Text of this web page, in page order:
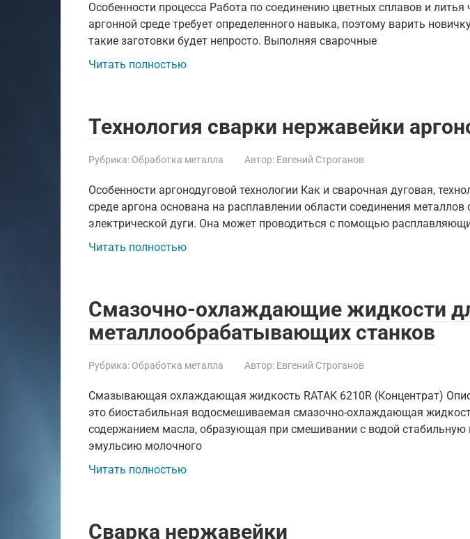
Особенности процесса Работа по соединению цветных сплавов и литья
аргонной среде требует определенного навыка, поэтому варить
такие заготовки будет непросто. Выполняя сварочные
Читать полностью
Технология сварки нержавейки
Рубрика: Обработка металла Автор: Евгений Строганов
Особенности аргонодуговой технологии Как и сварочная дуговая,
среде аргона основана на расплавлении области соединения
электрической дуги. Она может проводиться с помощью
Читать полностью
Смазочно-охлаждающие жидкости
металлообрабатывающих станков
Рубрика: Обработка металла Автор: Евгений Строганов
Смазывающая охлаждающая жидкость RATAK 6210R (Концентрат)
это биостабильная водосмешиваемая смазочно-охлаждающая
содержанием масла, образующая при смешивании с водой стабильную
эмульсию молочного
Читать полностью
Сварка нержавейки